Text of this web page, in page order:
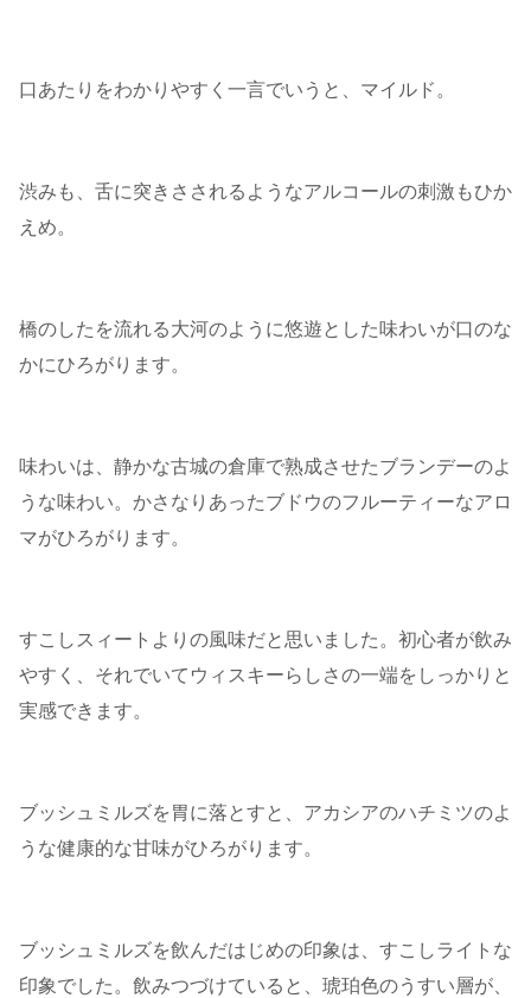
口あたりをわかりやすく一言でいうと、マイルド。
渋みも、舌に突きさされるようなアルコールの刺激もひか
えめ。
橋のしたを流れる大河のように悠遊とした味わいが口のな
かにひろがります。
味わいは、静かな古城の倉庫で熟成させたブランデーのよ
うな味わい。かさなりあったブドウのフルーティーなアロ
マがひろがります。
すこしスィートよりの風味だと思いました。初心者が飲み
やすく、それでいてウィスキーらしさの一端をしっかりと
実感できます。
ブッシュミルズを胃に落とすと、アカシアのハチミツのよ
うな健康的な甘味がひろがります。
ブッシュミルズを飲んだはじめの印象は、すこしライトな
印象でした。飲みつづけていると、琥珀色のうすい層が、